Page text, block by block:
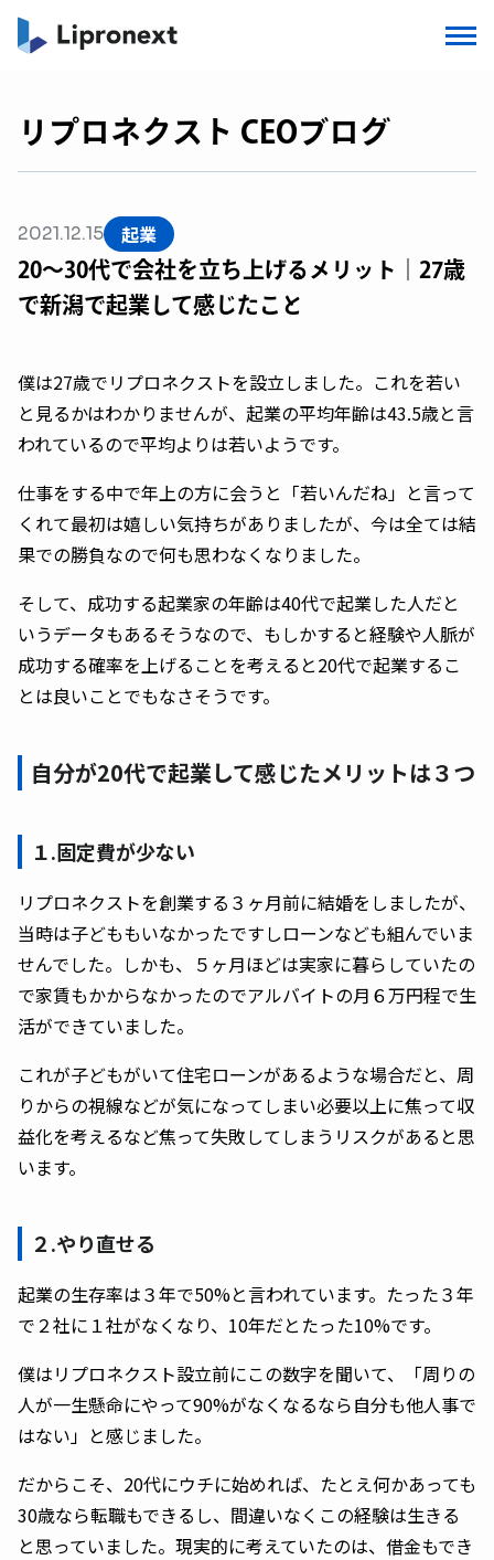
リプロネクスト CEOブログ
2021.12.15 起業
20〜30代で会社を立ち上げるメリット｜27歳
で新潟で起業して感じたこと
僕は27歳でリプロネクストを設立しました。これを若い
と見るかはわかりませんが、起業の平均年齢は43.5歳と言
われているので平均よりは若いようです。
仕事をする中で年上の方に会うと「若いんだね」と言って
くれて最初は嬉しい気持ちがありましたが、今は全ては結
果での勝負なので何も思わなくなりました。
そして、成功する起業家の年齢は40代で起業した人だと
いうデータもあるそうなので、もしかすると経験や人脈が
成功する確率を上げることを考えると20代で起業するこ
とは良いことでもなさそうです。
自分が20代で起業して感じたメリットは３つ
１.固定費が少ない
リプロネクストを創業する３ヶ月前に結婚をしましたが、
当時は子どももいなかったですしローンなども組んでいま
せんでした。しかも、５ヶ月ほどは実家に暮らしていたの
で家賃もかからなかったのでアルバイトの月６万円程で生
活ができていました。
これが子どもがいて住宅ローンがあるような場合だと、周
りからの視線などが気になってしまい必要以上に焦って収
益化を考えるなど焦って失敗してしまうリスクがあると思
います。
２.やり直せる
起業の生存率は３年で50%と言われています。たった３年
で２社に１社がなくなり、10年だとたった10%です。
僕はリプロネクスト設立前にこの数字を聞いて、「周りの
人が一生懸命にやって90%がなくなるなら自分も他人事で
はない」と感じました。
だからこそ、20代にウチに始めれば、たとえ何かあっても
30歳なら転職もできるし、間違いなくこの経験は生きる
と思っていました。現実的に考えていたのは、借金もでき